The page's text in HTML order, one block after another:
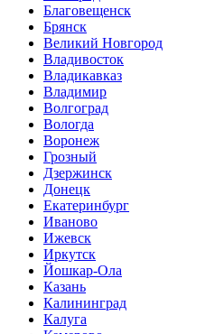
Благовещенск
Брянск
Великий Новгород
Владивосток
Владикавказ
Владимир
Волгоград
Вологда
Воронеж
Грозный
Дзержинск
Донецк
Екатеринбург
Иваново
Ижевск
Иркутск
Йошкар-Ола
Казань
Калининград
Калуга